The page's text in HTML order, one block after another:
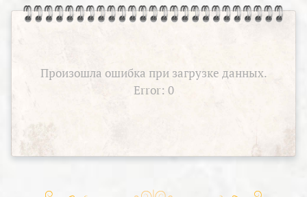
Произошла ошибка при загрузке данных.
Error: 0